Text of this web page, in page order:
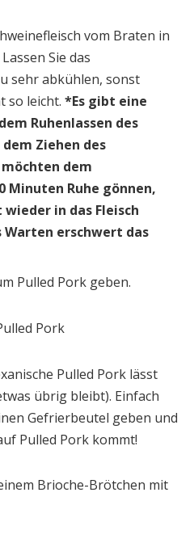
vom Braten in
Sie das
sehr abkühlen, sonst
so leicht. *Es gibt eine
Ruhenlassen des
Ziehen des
möchten dem
Minuten Ruhe gönnen,
in das Fleisch
erschwert das
Pulled Pork geben.
Pulled Pork lässt
übrig bleibt). Einfach
Gefrierbeutel geben und
Pulled Pork kommt!